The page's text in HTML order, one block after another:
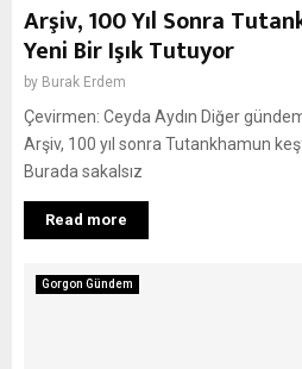
Arşiv, 100 Yıl Sonra
Yeni Bir Işık Tutuyor
by Burak Erdem
Çevirmen: Ceyda Aydın Diğer
Arşiv, 100 yıl sonra Tutankhamun
Burada sakalsız
Read more
Gorgon Gündem